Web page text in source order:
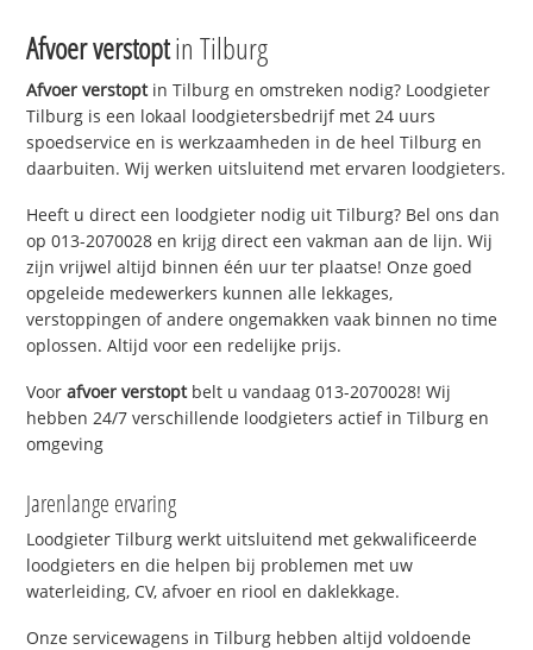
Afvoer verstoptin Tilburg
Afvoer verstoptin Tilburg en omstreken nodig? Loodgieter
Tilburg is een lokaal loodgietersbedrijf met 24 uurs
spoedservice en is werkzaamheden in de heel Tilburg en
daarbuiten. Wij werken uitsluitend met ervaren loodgieters.
Heeft u direct een loodgieter nodig uit Tilburg? Bel ons dan
op 013-2070028 en krijg direct een vakman aan de lijn. Wij
zijn vrijwel altijd binnen één uur ter plaatse! Onze goed
opgeleide medewerkers kunnen alle lekkages,
verstoppingen of andere ongemakken vaak binnen no time
oplossen. Altijd voor een redelijke prijs.
Voorafvoer verstoptbelt u vandaag 013-2070028! Wij
hebben 24/7 verschillende loodgieters actief in Tilburg en
omgeving
Jarenlange ervaring
Loodgieter Tilburg werkt uitsluitend met gekwalificeerde
loodgieters en die helpen bij problemen met uw
waterleiding, CV, afvoer en riool en daklekkage.
Onze servicewagens in Tilburg hebben altijd voldoende